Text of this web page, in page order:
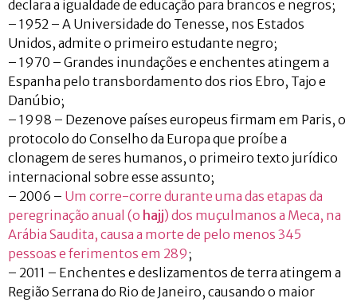
declara a igualdade de educação para brancos e negros;
– 1952 – A Universidade do Tenesse, nos Estados
Unidos, admite o primeiro estudante negro;
– 1970 – Grandes inundações e enchentes atingem a
Espanha pelo transbordamento dos rios Ebro, Tajo e
Danúbio;
– 1998 – Dezenove países europeus firmam em Paris, o
protocolo do Conselho da Europa que proíbe a
clonagem de seres humanos, o primeiro texto jurídico
internacional sobre esse assunto;
– 2006 – Um corre-corre durante uma das etapas da
peregrinação anual (o hajj) dos muçulmanos a Meca, na
Arábia Saudita, causa a morte de pelo menos 345
pessoas e ferimentos em 289;
– 2011 – Enchentes e deslizamentos de terra atingem a
Região Serrana do Rio de Janeiro, causando o maior